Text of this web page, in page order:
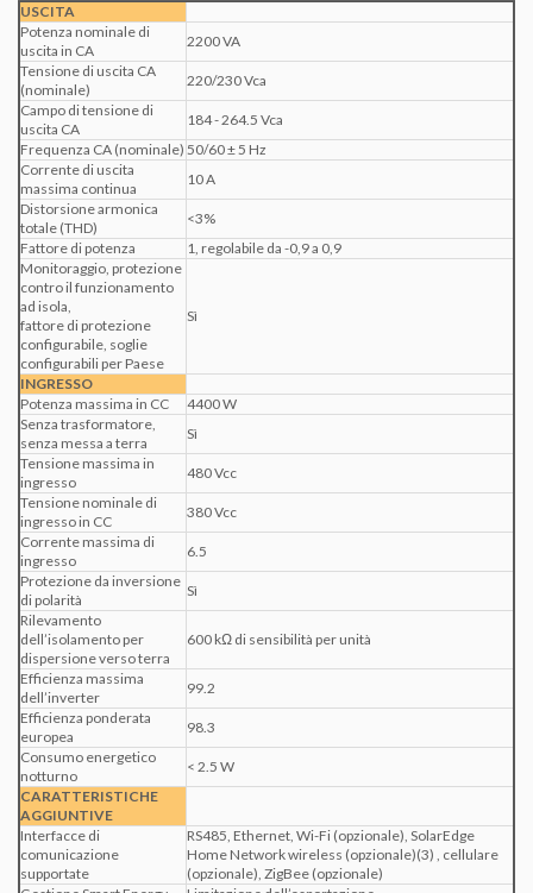
USCITA
Potenza nominale di
uscita in CA
2200 VA
Tensione di uscita CA
(nominale)
220/230 Vca
Campo di tensione di
uscita CA
184 - 264.5 Vca
Frequenza CA (nominale) 50/60 ± 5 Hz
Corrente di uscita
massima continua
10 A
Distorsione armonica
totale (THD)
<3%
Fattore di potenza
1, regolabile da -0,9 a 0,9
Monitoraggio, protezione
contro il funzionamento
ad isola,
fattore di protezione
configurabile, soglie
configurabili per Paese
Sì
INGRESSO
Potenza massima in CC
4400 W
Senza trasformatore,
senza messa a terra
Sì
Tensione massima in
ingresso
480 Vcc
Tensione nominale di
ingresso in CC
380 Vcc
Corrente massima di
ingresso
6.5
Protezione da inversione
di polarità
Sì
Rilevamento
dell’isolamento per
dispersione verso terra
600 kΩ di sensibilità per unità
Efficienza massima
dell’inverter
99.2
Efficienza ponderata
europea
98.3
Consumo energetico
notturno
< 2.5 W
CARATTERISTICHE
AGGIUNTIVE
Interfacce di
comunicazione
supportate
RS485, Ethernet, Wi-Fi (opzionale), SolarEdge
Home Network wireless (opzionale)(3) , cellulare
(opzionale), ZigBee (opzionale)